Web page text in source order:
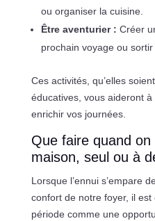
ou organiser la cuisine.
Être aventurier : Créer
prochain voyage ou
Ces activités, qu’elles
éducatives, vous aideront
enrichir vos journées.
Que faire quand on
maison, seul ou à
Lorsque l’ennui s’empare
confort de notre foyer, il
période comme une